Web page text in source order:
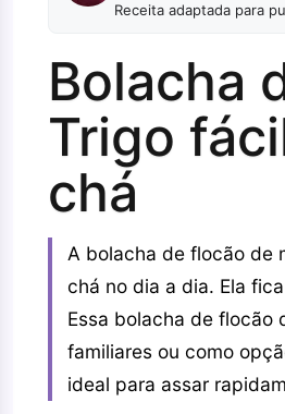
Receita adaptada para
Bolacha
Trigo
chá
A bolacha de flocão de
chá no dia a dia. Ela
Essa bolacha de flocão
familiares ou como
ideal para assar